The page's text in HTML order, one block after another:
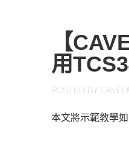
推探OpenAI Codex Micro專屬控
【
用
POSTED BY
本文將示範教學